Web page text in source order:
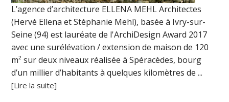
L’agence d’architecture ELLENA MEHL Architectes
(Hervé Ellena et Stéphanie Mehl), basée à Ivry-sur-
Seine (94) est lauréate de l'ArchiDesign Award 2017
avec une surélévation / extension de maison de 120
m² sur deux niveaux réalisée à Spéracèdes, bourg
d’un millier d’habitants à quelques kilomètres de ...
[Lire la suite]